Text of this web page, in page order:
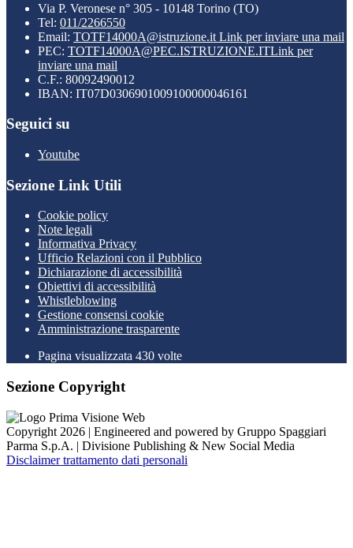
Via P. Veronese n° 305 - 10148 Torino (TO)
Tel: 011/2266550
Email: TOTF14000A@istruzione.it Link per inviare una mail
PEC: TOTF14000A@PEC.ISTRUZIONE.ITLink per
inviare una mail
C.F.: 80092490012
IBAN: IT07D0306901009100000046161
Seguici su
Youtube
Sezione Link Utili
Cookie policy
Note legali
Informativa Privacy
Ufficio Relazioni con il Pubblico
Dichiarazione di accessibilità
Obiettivi di accessibilità
Whistleblowing
Gestione consensi cookie
Amministrazione trasparente
Pagina visualizzata 430 volte
Sezione Copyright
Copyright 2026 | Engineered and powered by Gruppo Spaggiari
Parma S.p.A. | Divisione Publishing & New Social Media
Disclaimer trattamento dati personali